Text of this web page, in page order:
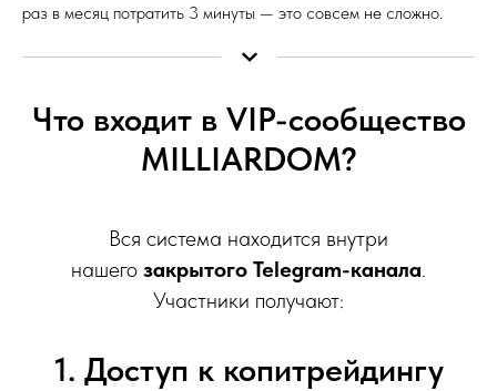
раз в месяц потратить 3 минуты — это совсем не сложно.
Что входит в VIP-сообщество
MILLIARDOM?
Вся система находится внутри
нашего закрытого Telegram-канала.
Участники получают:
1. Доступ к копитрейдингу